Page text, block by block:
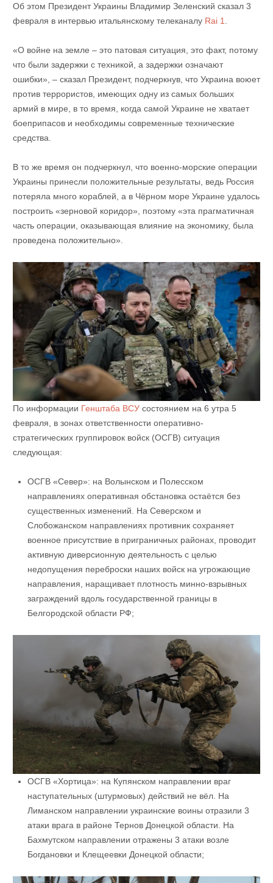
Об этом Президент Украины Владимир Зеленский сказал 3
февраля в интервью итальянскому телеканалу Rai 1
«О войне на земле – это патовая ситуация, это факт, потому
что были задержки с техникой, а задержки означают
ошибки», – сказал Президент, подчеркнув, что Украина воюет
против террористов, имеющих одну из самых больших
армий в мире, в то время, когда самой Украине не хватает
боеприпасов и необходимы современные технические
средства.
В то же время он подчеркнул, что военно-морские операции
Украины принесли положительные результаты, ведь Россия
потеряла много кораблей, а в Чёрном море Украине удалось
построить «зерновой коридор», поэтому «эта прагматичная
часть операции, оказывающая влияние на экономику, была
проведена положительно».
По информации Генштаба ВСУсостоянием на 6 утра 5
февраля, в зонах ответственности оперативно-
стратегических группировок войск (ОСГВ) ситуация
следующая:
ОСГВ «Север»: на Волынском и Полесском
направлениях оперативная обстановка остаётся без
существенных изменений. На Северском и
Слобожанском направлениях противник сохраняет
военное присутствие в приграничных районах, проводит
активную диверсионную деятельность с целью
недопущения переброски наших войск на угрожающие
направления, наращивает плотность минно-взрывных
заграждений вдоль государственной границы в
Белгородской области РФ;
ОСГВ «Хортица»: на Купянском направлении враг
наступательных (штурмовых) действий не вёл. На
Лиманском направлении украинские воины отразили 3
атаки врага в районе Тернов Донецкой области. На
Бахмутском направлении отражены 3 атаки возле
Богдановки и Клещеевки Донецкой области;